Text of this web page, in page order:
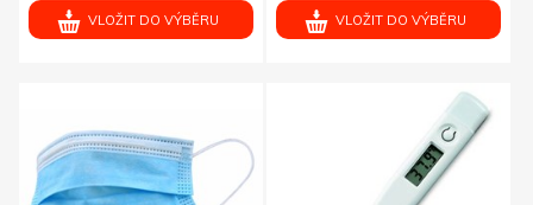
VLOŽIT DO VÝBĚRU VLOŽIT DO VÝBĚRU